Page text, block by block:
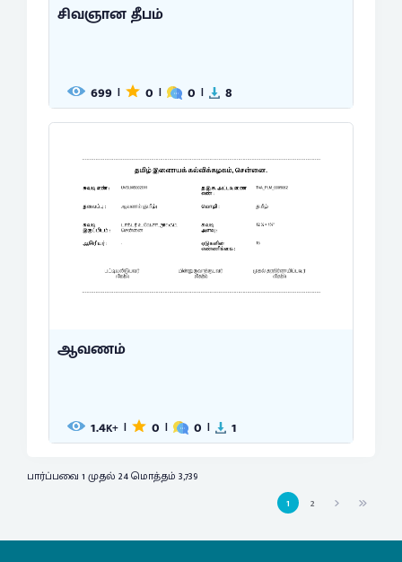
சிவஞான தீபம்
699 | 0 | 0 | 8
ஆவணம்
1.4K+ | 0 | 0 | 1
பார்ப்பவை 1 முதல் 24 மொத்தம் 3,739
1
2